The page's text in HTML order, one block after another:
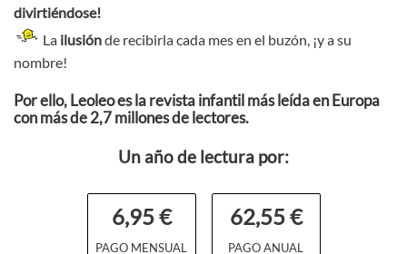
divirtiéndose!
La ilusiónde recibirla cada mes en el buzón, ¡y a su
nombre!
Por ello, Leoleo es la revista infantil más leída en Europa
con más de 2,7 millones de lectores.
Un año de lectura por:
6,95 €
PAGO MENSUAL
62,55 €
PAGO ANUAL